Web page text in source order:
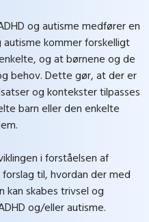
og autisme medfører en
kommer forskelligt
og at børnene og de
behov. Dette gør, at der er
og kontekster tilpasses
barn eller den enkelte
i forståelsen af
til, hvordan der med
kan skabes trivsel og
og/eller autisme.